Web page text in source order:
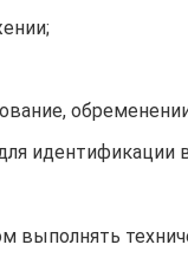
идентификации
выполнять